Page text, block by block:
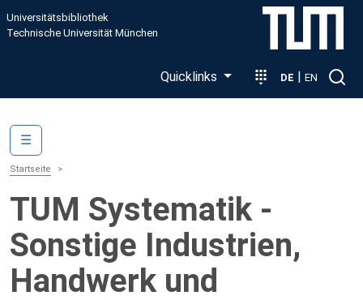
Direkt zum Inhalt
Universitätsbibliothek
Technische Universität München
Quicklinks DE | EN
Startseite
TUM Systematik -
Sonstige Industrien,
Handwerk und
☰